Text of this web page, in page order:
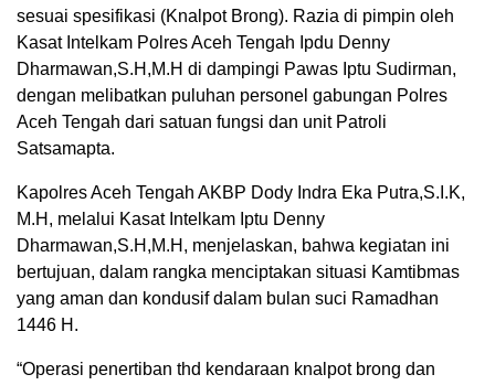
sesuai spesifikasi (Knalpot Brong). Razia di pimpin oleh
Kasat Intelkam Polres Aceh Tengah Ipdu Denny
Dharmawan,S.H,M.H di dampingi Pawas Iptu Sudirman,
dengan melibatkan puluhan personel gabungan Polres
Aceh Tengah dari satuan fungsi dan unit Patroli
Satsamapta.
Kapolres Aceh Tengah AKBP Dody Indra Eka Putra,S.I.K,
M.H, melalui Kasat Intelkam Iptu Denny
Dharmawan,S.H,M.H, menjelaskan, bahwa kegiatan ini
bertujuan, dalam rangka menciptakan situasi Kamtibmas
yang aman dan kondusif dalam bulan suci Ramadhan
1446 H.
“Operasi penertiban thd kendaraan knalpot brong dan